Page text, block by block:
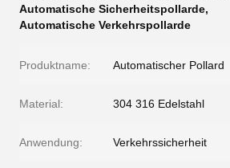
Automatische Sicherheitspollarde,
Automatische Verkehrspollarde
Produktname: Automatischer Pollard
Material: 304 316 Edelstahl
Anwendung: Verkehrssicherheit